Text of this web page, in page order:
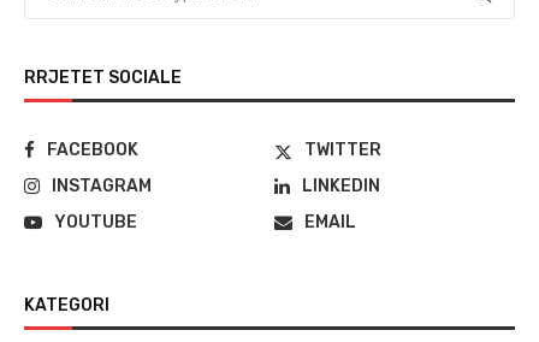
RRJETET SOCIALE
FACEBOOK
TWITTER
INSTAGRAM
LINKEDIN
YOUTUBE
EMAIL
KATEGORI